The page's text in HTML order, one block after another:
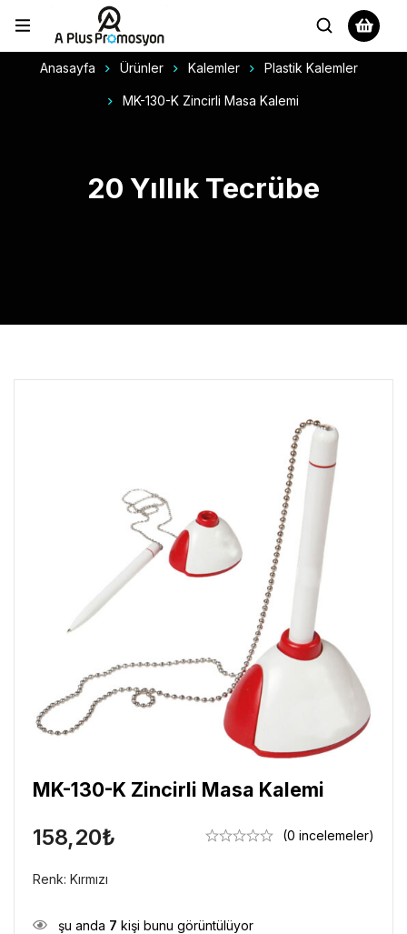
Anasayfa Ürünler Kalemler Plastik Kalemler
MK-130-K Zincirli Masa Kalemi
20 Yıllık Tecrübe
MK-130-K Zincirli Masa Kalemi
158,20₺ (0 incelemeler)
Renk: Kırmızı
şu anda 7 kişi bunu görüntülüyor